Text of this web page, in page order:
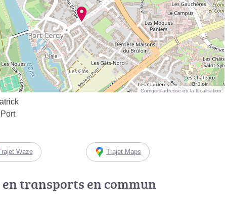
Corriger l’adresse ou la localisation
Waze Trajet Maps
transports en commun